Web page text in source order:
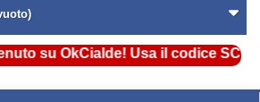
su OkCialde! Usa il codice